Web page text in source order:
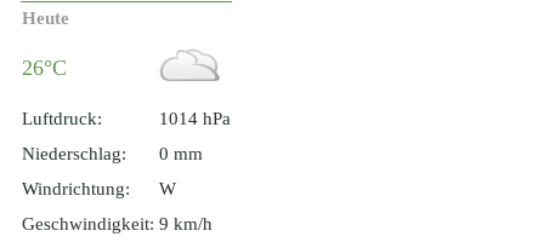
Heute
26°C
Luftdruck:
1014 hPa
Niederschlag:
0 mm
Windrichtung:
W
Geschwindigkeit: 9 km/h